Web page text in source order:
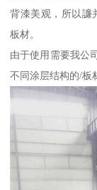
背漆美观，所以譧
板材。
由于使用需要我公
不同涂层结构的/板